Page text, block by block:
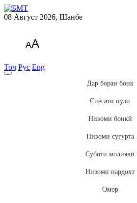
08 Август 2026, Шанбе
AA
Тоҷ Рус Eng
Дар бораи бонк
Сиёсати пулӣ
Низоми бонкӣ
Низоми суғурта
Суботи молиявӣ
Низоми пардохт
Омор